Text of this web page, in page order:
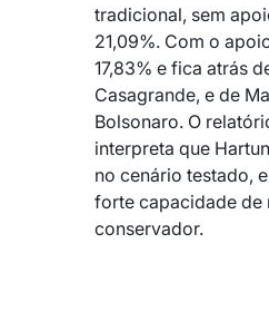
tradicional, sem
21,09%. Com o
17,83% e fica atrás
Casagrande, e de
Bolsonaro. O
interpreta que
no cenário testado,
forte capacidade de
conservador.